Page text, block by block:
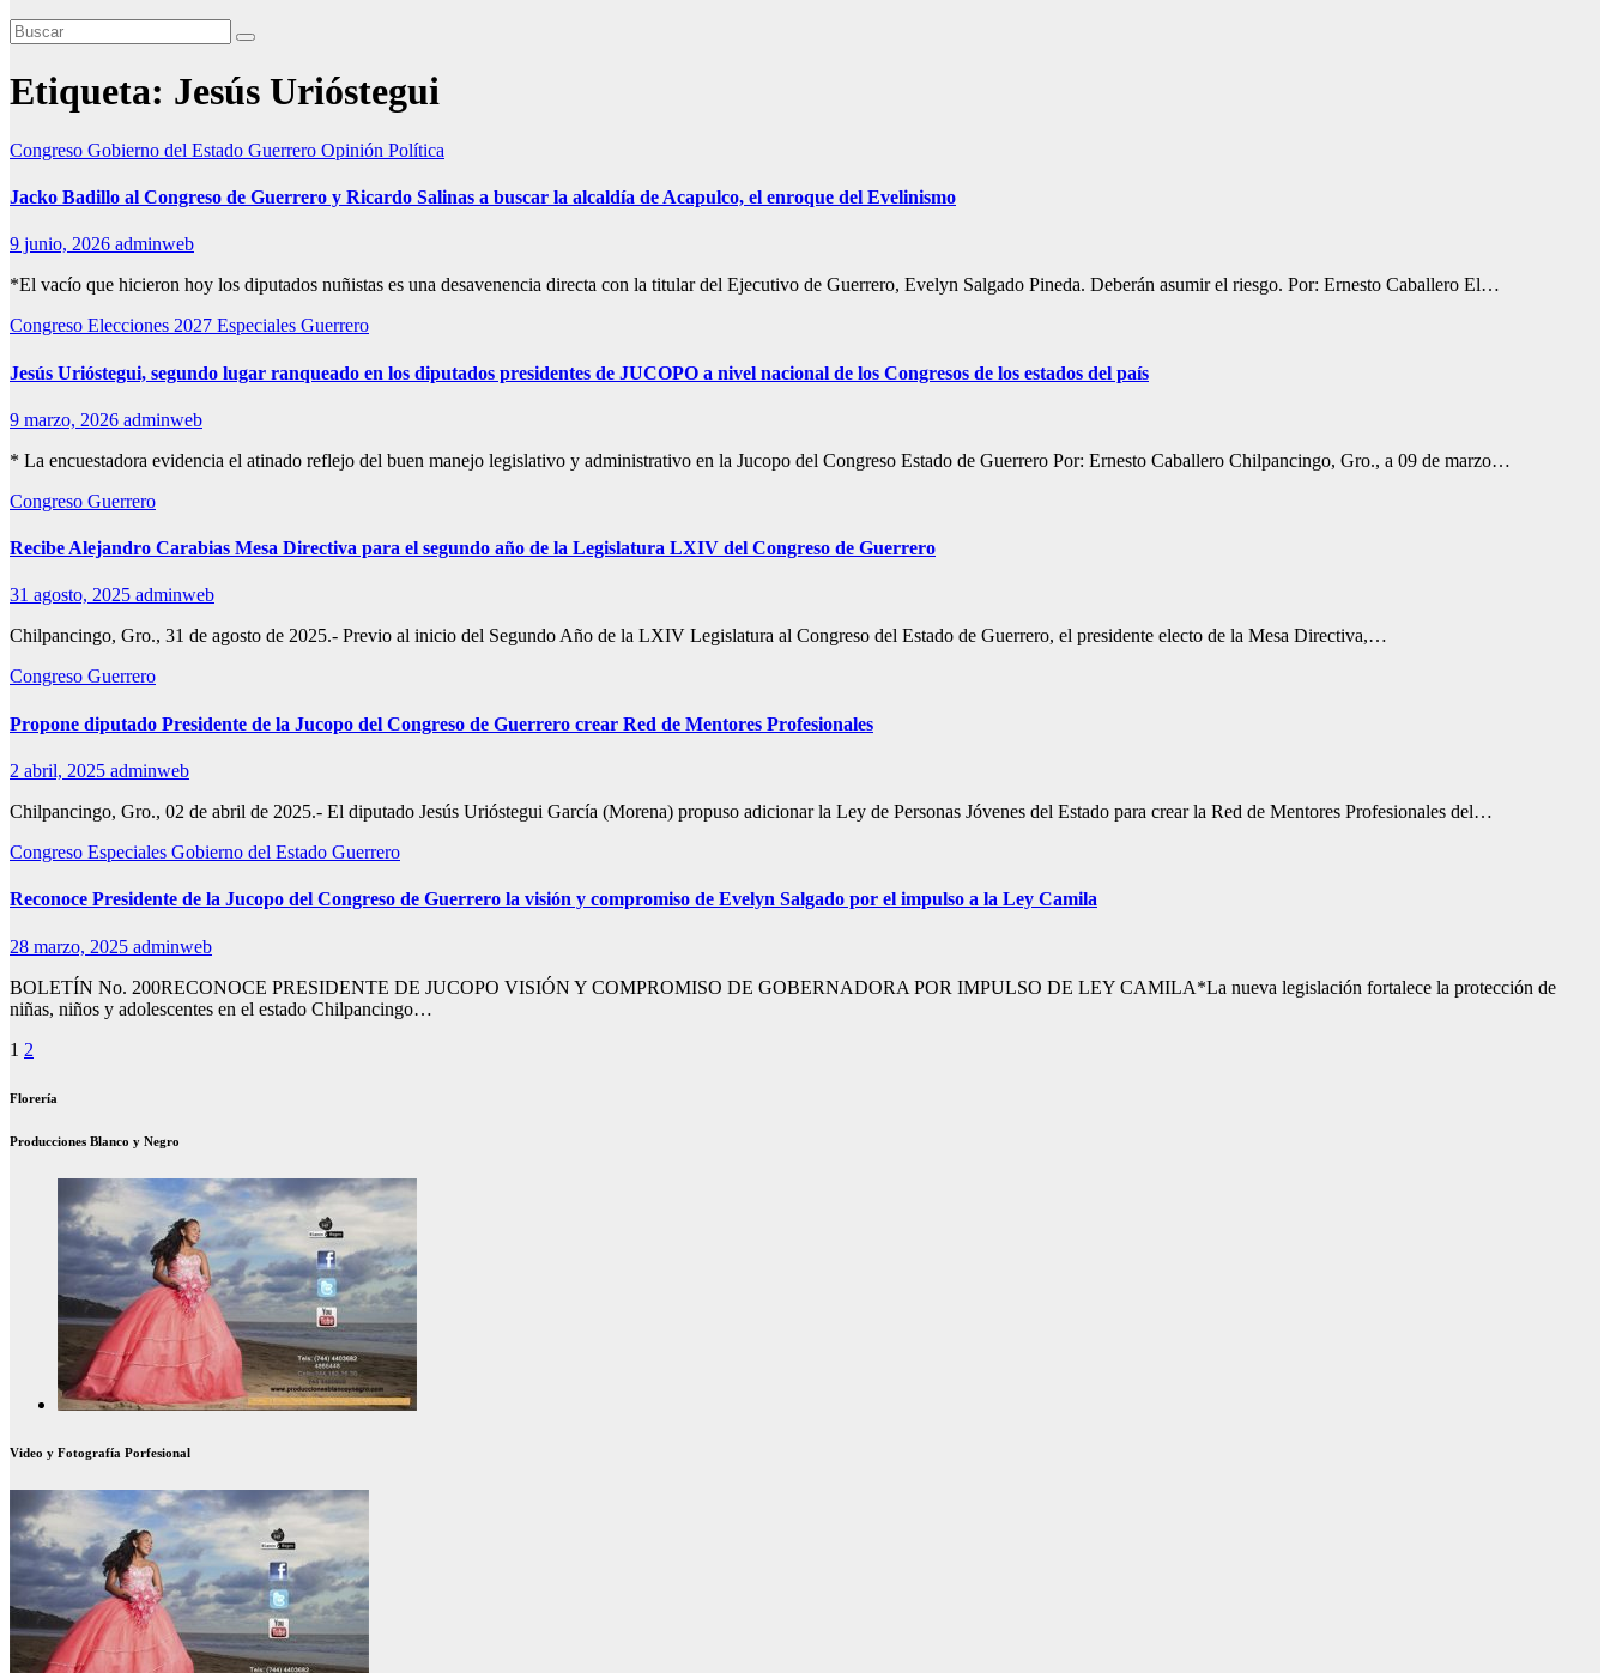
Etiqueta: Jesús Urióstegui
Congreso Gobierno del Estado Guerrero Opinión Política
Jacko Badillo al Congreso de Guerrero y Ricardo Salinas a buscar la alcaldía de Acapulco, el enroque del Evelinismo
9 junio, 2026 adminweb
*El vacío que hicieron hoy los diputados nuñistas es una desavenencia directa con la titular del Ejecutivo de Guerrero, Evelyn Salgado Pineda. Deberán asumir el riesgo. Por: Ernesto Caballero El…
Congreso Elecciones 2027 Especiales Guerrero
Jesús Urióstegui, segundo lugar ranqueado en los diputados presidentes de JUCOPO a nivel nacional de los Congresos de los estados del país
9 marzo, 2026 adminweb
* La encuestadora evidencia el atinado reflejo del buen manejo legislativo y administrativo en la Jucopo del Congreso Estado de Guerrero Por: Ernesto Caballero Chilpancingo, Gro., a 09 de marzo…
Congreso Guerrero
Recibe Alejandro Carabias Mesa Directiva para el segundo año de la Legislatura LXIV del Congreso de Guerrero
31 agosto, 2025 adminweb
Chilpancingo, Gro., 31 de agosto de 2025.- Previo al inicio del Segundo Año de la LXIV Legislatura al Congreso del Estado de Guerrero, el presidente electo de la Mesa Directiva,…
Congreso Guerrero
Propone diputado Presidente de la Jucopo del Congreso de Guerrero crear Red de Mentores Profesionales
2 abril, 2025 adminweb
Chilpancingo, Gro., 02 de abril de 2025.- El diputado Jesús Urióstegui García (Morena) propuso adicionar la Ley de Personas Jóvenes del Estado para crear la Red de Mentores Profesionales del…
Congreso Especiales Gobierno del Estado Guerrero
Reconoce Presidente de la Jucopo del Congreso de Guerrero la visión y compromiso de Evelyn Salgado por el impulso a la Ley Camila
28 marzo, 2025 adminweb
BOLETÍN No. 200RECONOCE PRESIDENTE DE JUCOPO VISIÓN Y COMPROMISO DE GOBERNADORA POR IMPULSO DE LEY CAMILA*La nueva legislación fortalece la protección de
niñas, niños y adolescentes en el estado Chilpancingo…
Paginación
de
1 2
Florería
Producciones Blanco y Negro
Video y Fotografía Porfesional